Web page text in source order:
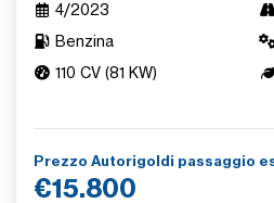
4/2023
Benzina
110 CV (81 KW)
Prezzo Autorigoldi passaggio
€15.800